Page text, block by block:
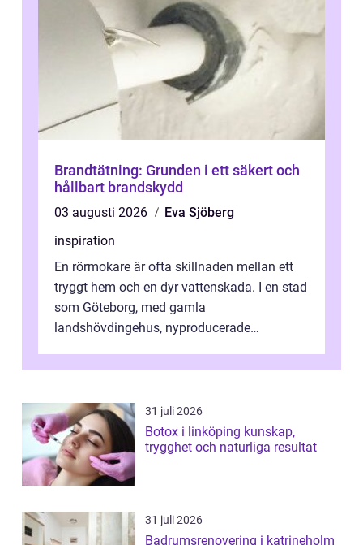
Brandtätning: Grunden i ett säkert och
hållbart brandskydd
03 augusti 2026
Eva Sjöberg
inspiration
En rörmokare är ofta skillnaden mellan ett
tryggt hem och en dyr vattenskada. I en stad
som Göteborg, med gamla
landshövdingehus, nyproducerade
ställs höga k...
31 juli 2026
Botox i linköping kunskap,
trygghet och naturliga resultat
31 juli 2026
Badrumsrenovering i katrineholm